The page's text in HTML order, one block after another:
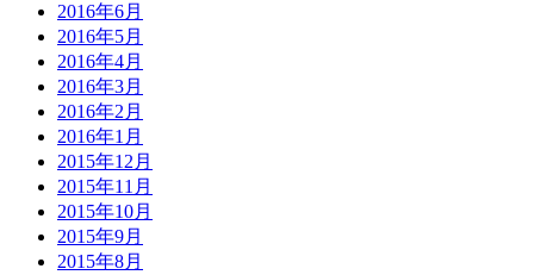
2016年6月
2016年5月
2016年4月
2016年3月
2016年2月
2016年1月
2015年12月
2015年11月
2015年10月
2015年9月
2015年8月